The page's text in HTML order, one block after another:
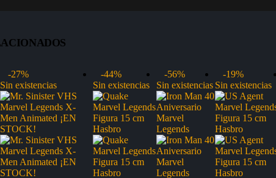
-27%
Sin existencias
-44%
Sin existencias
-56%
Sin existencias
-19%
Sin existencias